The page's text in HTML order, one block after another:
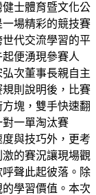
士體育暨文化公
場精彩的競技賽
代交流學習的平
便湧現參賽人
次董事長親自主
則說明後，比賽
塊，雙手快速翻
一單淘汰賽
與技巧外，更考
的賽況讓現場觀
聲此起彼落。除
學習價值。本次